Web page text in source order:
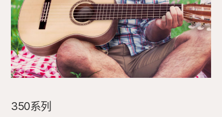
350系列